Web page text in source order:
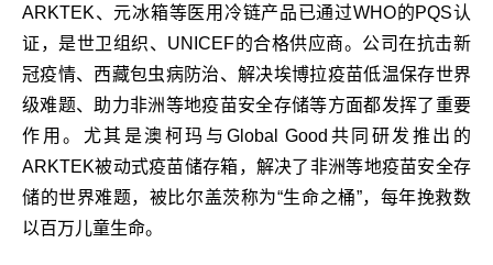
ARKTEK、元冰箱等医用冷链产品已通过WHO的PQS认
证，是世卫组织、UNICEF的合格供应商。公司在抗击新
冠疫情、西藏包虫病防治、解决埃博拉疫苗低温保存世界
级难题、助力非洲等地疫苗安全存储等方面都发挥了重要
作用。尤其是澳柯玛与Global Good共同研发推出的
ARKTEK被动式疫苗储存箱，解决了非洲等地疫苗安全存
储的世界难题，被比尔盖茨称为“生命之桶”，每年挽救数
以百万儿童生命。